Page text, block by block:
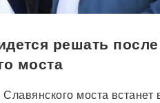
решать
моста
моста встанет